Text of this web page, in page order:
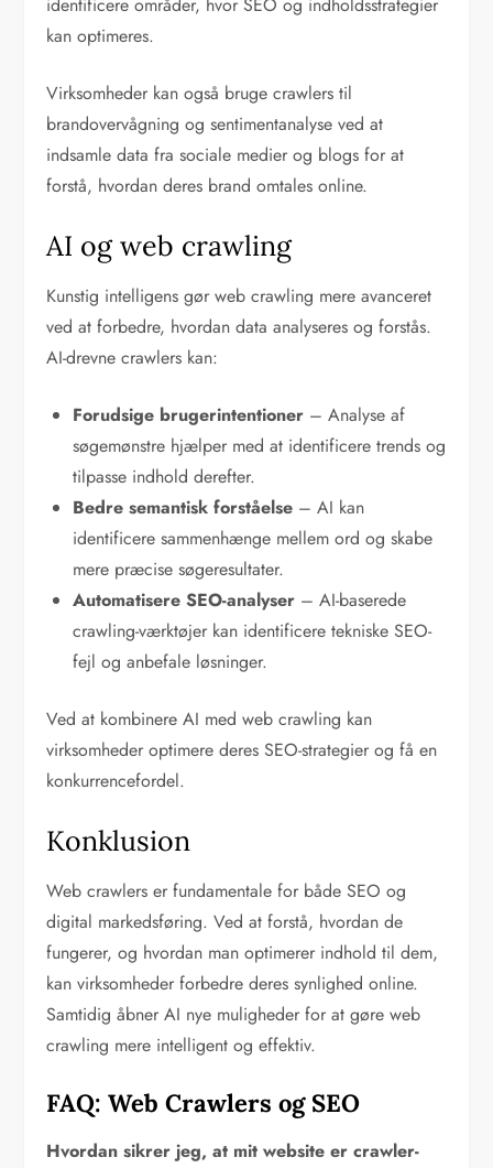
identificere områder, hvor SEO og indholdsstrategier
kan optimeres.
Virksomheder kan også bruge crawlers til
brandovervågning og sentimentanalyse ved at
indsamle data fra sociale medier og blogs for at
forstå, hvordan deres brand omtales online.
AI og web crawling
Kunstig intelligens gør web crawling mere avanceret
ved at forbedre, hvordan data analyseres og forstås.
AI-drevne crawlers kan:
Forudsige brugerintentioner – Analyse af
søgemønstre hjælper med at identificere trends og
tilpasse indhold derefter.
Bedre semantisk forståelse – AI kan
identificere sammenhænge mellem ord og skabe
mere præcise søgeresultater.
Automatisere SEO-analyser – AI-baserede
crawling-værktøjer kan identificere tekniske SEO-
fejl og anbefale løsninger.
Ved at kombinere AI med web crawling kan
virksomheder optimere deres SEO-strategier og få en
konkurrencefordel.
Konklusion
Web crawlers er fundamentale for både SEO og
digital markedsføring. Ved at forstå, hvordan de
fungerer, og hvordan man optimerer indhold til dem,
kan virksomheder forbedre deres synlighed online.
Samtidig åbner AI nye muligheder for at gøre web
crawling mere intelligent og effektiv.
FAQ: Web Crawlers og SEO
Hvordan sikrer jeg, at mit website er crawler-